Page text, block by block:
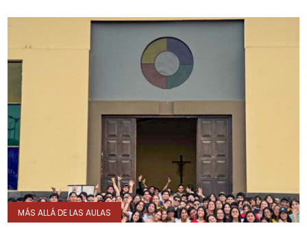
MÁS ALLÁ DE LAS AULAS